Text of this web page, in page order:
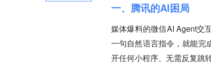
一、腾讯的AI困局
媒体爆料的微信AI Agent交
一句自然语言指令，就能
开任何小程序、无需反复跳转